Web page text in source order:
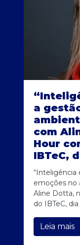
a
com
Hour
IBTeC,
“Inteligência
emoções no
Aline Dotta,
do IBTeC,
Leia mais